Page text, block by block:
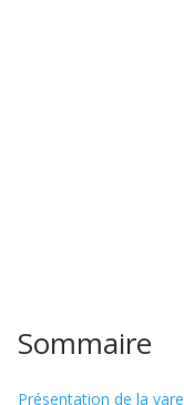
Sommaire
Présentation de la